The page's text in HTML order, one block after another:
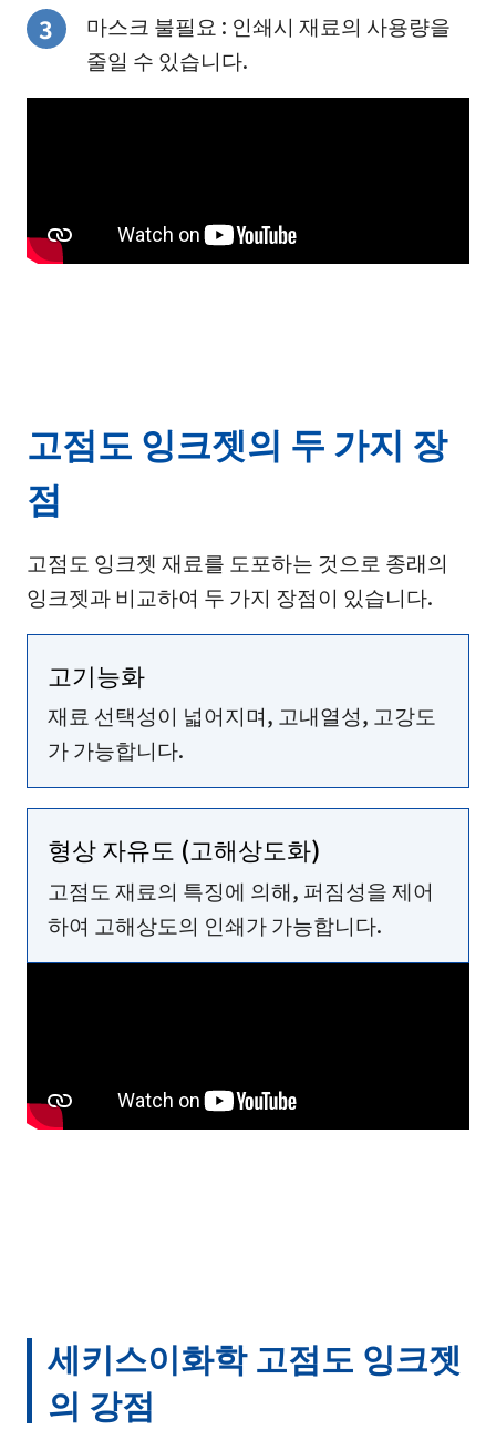
마스크 불필요 : 인쇄시 재료의 사용량을
줄일 수 있습니다.
고점도 잉크젯의 두 가지 장
점
고점도 잉크젯 재료를 도포하는 것으로 종래의
잉크젯과 비교하여 두 가지 장점이 있습니다.
고기능화
재료 선택성이 넓어지며, 고내열성, 고강도
가 가능합니다.
형상 자유도 (고해상도화)
고점도 재료의 특징에 의해, 퍼짐성을 제어
하여 고해상도의 인쇄가 가능합니다.
세키스이화학 고점도 잉크젯
의 강점